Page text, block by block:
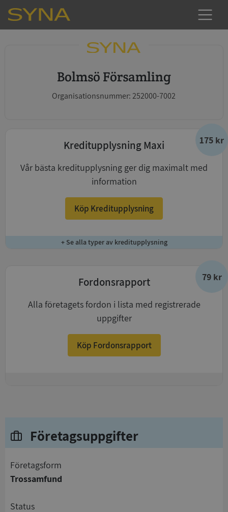
Bolmsö Församling
Organisationsnummer: 252000-7002
175 kr
Kreditupplysning Maxi
Vår bästa kreditupplysning ger dig maximalt med
information
Köp Kreditupplysning
+ Se alla typer av kreditupplysning
79 kr
Fordonsrapport
Alla företagets fordon i lista med registrerade
uppgifter
Köp Fordonsrapport
Företagsuppgifter
företagsform
Trossamfund
status